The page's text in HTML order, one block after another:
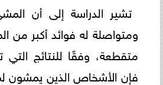
تشير الدراسة إلى أن
ومتواصلة له فوائد أكبر من
متقطعة، وفقًا للنتائج التي